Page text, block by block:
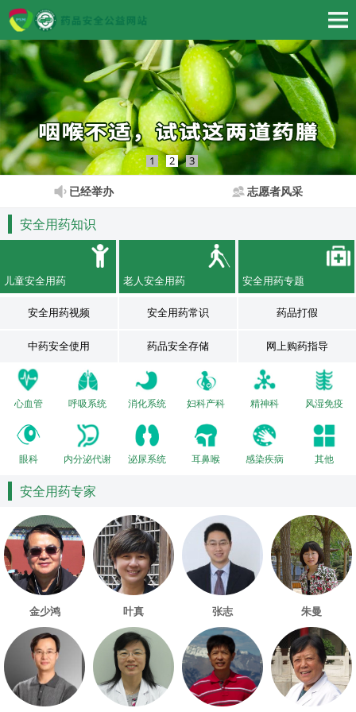
1 2 3
已经举办 志愿者风采
安全用药知识
儿童安全用药 老人安全用药 安全用药专题
安全用药视频 安全用药常识 药品打假
中药安全使用 药品安全存储 网上购药指导
心血管 呼吸系统 消化系统 妇科产科 精神科 风湿免疫
眼科 内分泌代谢 泌尿系统 耳鼻喉 感染疾病 其他
安全用药专家
金少鸿 叶真 张志 朱曼